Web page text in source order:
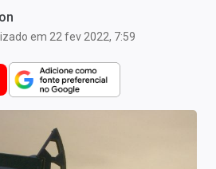
em 22 fev 2022, 7:59